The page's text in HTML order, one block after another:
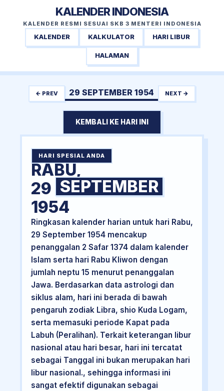
KALENDER INDONESIA
KALENDER RESMI SESUAI SKB 3 MENTERI INDONESIA
KALENDER KALKULATOR HARI LIBUR
HALAMAN
← PREV 29 SEPTEMBER 1954 NEXT →
KEMBALI KE HARI INI
HARI SPESIAL ANDA
RABU,
29 SEPTEMBER
1954
Ringkasan kalender harian untuk hari Rabu,
29 September 1954 mencakup
penanggalan 2 Safar 1374 dalam kalender
Islam serta hari Rabu Kliwon dengan
jumlah neptu 15 menurut penanggalan
Jawa. Berdasarkan data astrologi dan
siklus alam, hari ini berada di bawah
pengaruh zodiak Libra, shio Kuda Logam,
serta memasuki periode Kapat pada
Labuh (Peralihan). Terkait keterangan libur
nasional atau hari besar, hari ini tercatat
sebagai Tanggal ini bukan merupakan hari
libur nasional., sehingga informasi ini
sangat efektif digunakan sebagai